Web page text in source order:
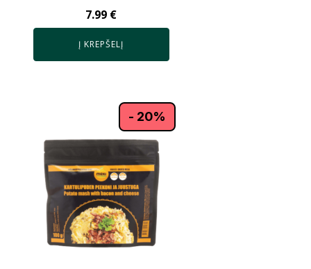
7.99 €
Į KREPŠELĮ
- 20%